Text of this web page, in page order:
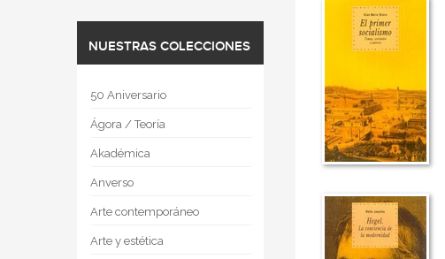
NUESTRAS COLECCIONES
50 Aniversario
Ágora / Teoría
Akadémica
Anverso
Arte contemporáneo
Arte y estética